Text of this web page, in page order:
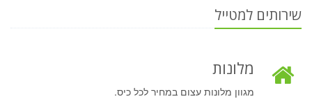
שירותים למטייל
מלונות
מגוון מלונות עצום במחיר לכל כיס.